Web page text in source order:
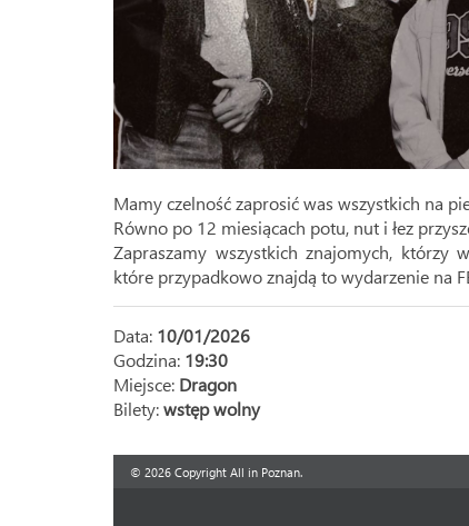
Mamy czelność zaprosić was wszystkich na
Równo po 12 miesiącach potu, nut i łez
Zapraszamy wszystkich znajomych, którzy
które przypadkowo znajdą to wydarzenie na
Data: 10/01/2026
Godzina: 19:30
Miejsce: Dragon
Bilety:wstęp wolny
© 2026 Copyright All in Poznan.